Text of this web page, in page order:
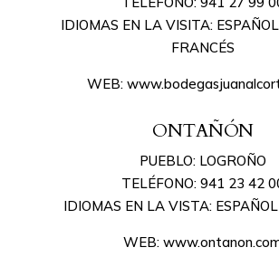
IDIOMAS EN LA VISITA:
FRANCÉS
WEB:
ONTAÑÓN
PUEBLO: LOGROÑO
TELÉFONO: 941 23 42
IDIOMAS EN LA VISTA:
WEB: